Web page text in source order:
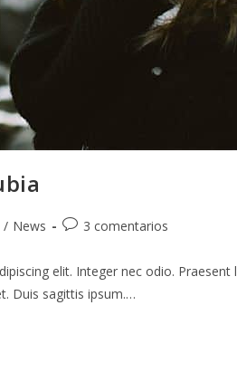
/ News 3 comentarios
elit. Integer nec odio. Praesent
Duis sagittis ipsum.…